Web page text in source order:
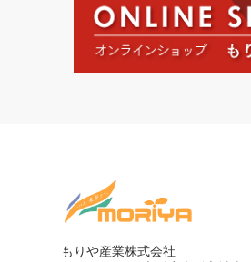
もりや産業株式会社